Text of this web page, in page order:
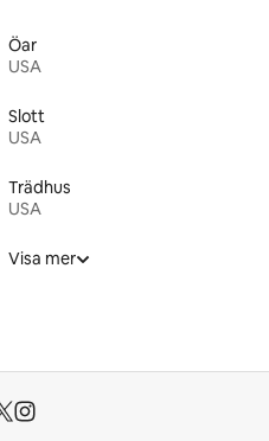
Öar
USA
Slott
USA
Trädhus
USA
Visa mer